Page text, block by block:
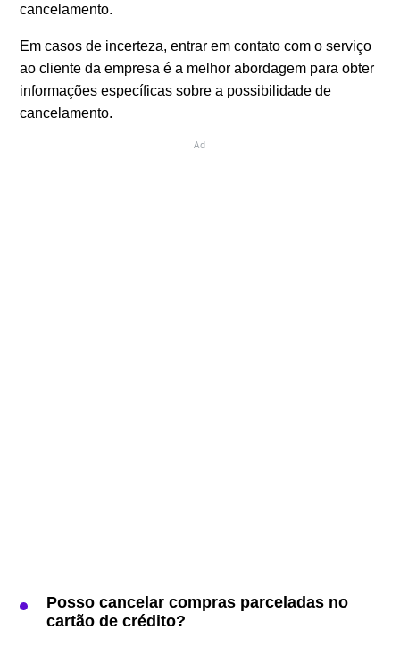
cancelamento.
Em casos de incerteza, entrar em contato com o serviço
ao cliente da empresa é a melhor abordagem para obter
informações específicas sobre a possibilidade de
cancelamento.
Ad
Posso cancelar compras parceladas no
cartão de crédito?